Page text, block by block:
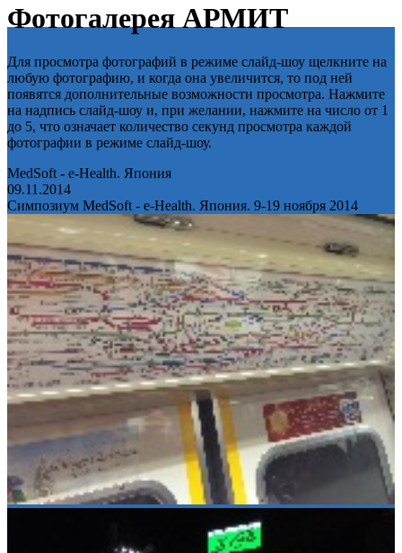
Фотогалерея АРМИТ
Для просмотра фотографий в режиме слайд-шоу щелкните на
любую фотографию, и когда она увеличится, то под ней
появятся дополнительные возможности просмотра. Нажмите
на надпись слайд-шоу и, при желании, нажмите на число от 1
до 5, что означает количество секунд просмотра каждой
фотографии в режиме слайд-шоу.
MedSoft - e-Health. Япония
09.11.2014
Симпозиум MedSoft - e-Health. Япония. 9-19 ноября 2014